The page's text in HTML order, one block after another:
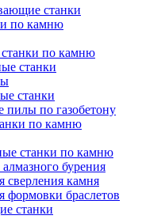
станки
по камню
станки по камню
станки
станки
пилы по газобетону
по камню
станки по камню
бурения
сверления камня
формовки браслетов
станки